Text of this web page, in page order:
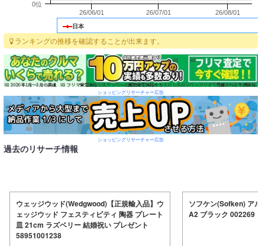
日本
26/06/01 26/07/01 26/08/01
0位
ランキングの推移を確認することが出来ます。
ショッピングリサーチャー広告
ショッピングリサーチャー広告
過去のリサーチ情報
ウェッジウッド(Wedgwood)【正規輸入品】ウ
ェッジウッド フェスティビティ 陶器 プレート
皿 21cm ラズベリー 結婚祝い プレゼント
58951001238
ソフケン(Sofken) アル
A2 ブラック 002269